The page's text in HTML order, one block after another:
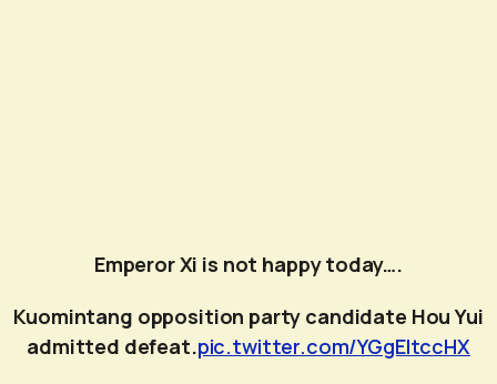
Emperor Xi is not happy today….
Kuomintang opposition party candidate Hou Yui
admitted defeat.pic.twitter.com/YGgEItccHX